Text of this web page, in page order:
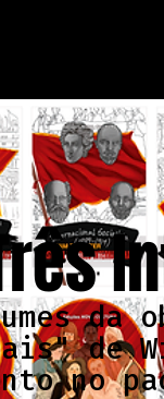
da
de
no